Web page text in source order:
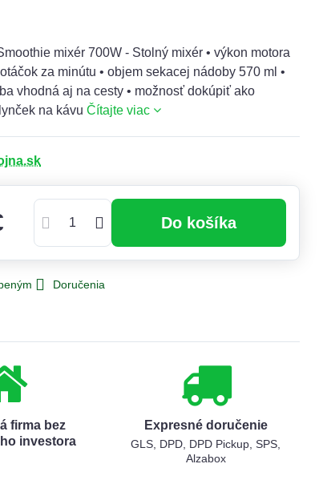
mixér 700W - Stolný mixér • výkon motora
za minútu • objem sekacej nádoby 570 ml •
vhodná aj na cesty • možnosť dokúpiť ako
na kávuČítajte viac
Do košíka
Doručenia
firma bez
investora
Expresné doručenie
GLS, DPD, DPD Pickup, SPS,
Alzabox